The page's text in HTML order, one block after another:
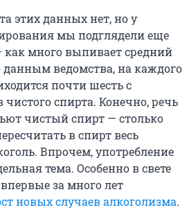
этих данных нет, но у
мы подглядели еще
как много выпивает средний
данным ведомства, на каждого
почти шесть с
спирта. Конечно, речь
чистый спирт — столько
в спирт весь
Впрочем, употребление
тема. Особенно в свете
за много лет
новых случаев алкоголизма.